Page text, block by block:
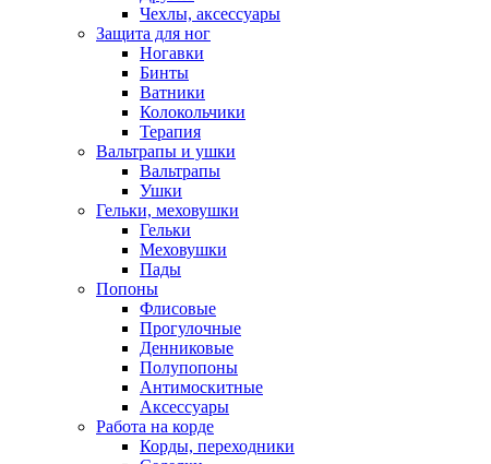
Чехлы, аксессуары
Защита для ног
Ногавки
Бинты
Ватники
Колокольчики
Терапия
Вальтрапы и ушки
Вальтрапы
Ушки
Гельки, меховушки
Гельки
Меховушки
Пады
Попоны
Флисовые
Прогулочные
Денниковые
Полупопоны
Антимоскитные
Аксессуары
Работа на корде
Корды, переходники